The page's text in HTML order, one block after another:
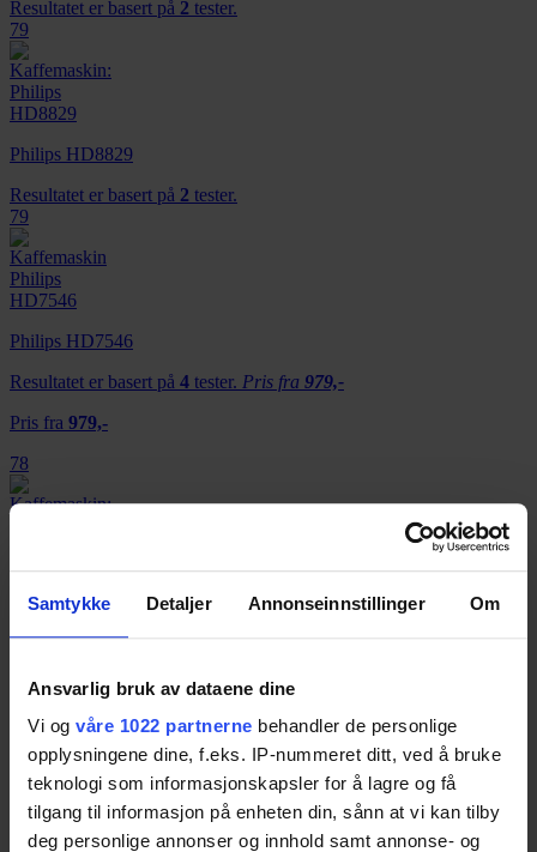
Samtykke Detaljer Annonseinnstillinger Om
Ansvarlig bruk av dataene dine
Vi og våre 1022 partnerne behandler de personlige
opplysningene dine, f.eks. IP-nummeret ditt, ved å bruke
teknologi som informasjonskapsler for å lagre og få
tilgang til informasjon på enheten din, sånn at vi kan tilby
deg personlige annonser og innhold samt annonse- og
Resultatet er basert på 2 tester.
79
Philips HD8829
Resultatet er basert på 2 tester.
79
Philips HD7546
Resultatet er basert på 4 tester. Pris fra 979,-
Pris fra 979,-
78
7 656,-
78